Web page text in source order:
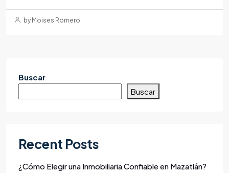
by Moises Romero
Buscar
Buscar
Recent Posts
¿Cómo Elegir una Inmobiliaria Confiable en Mazatlán?